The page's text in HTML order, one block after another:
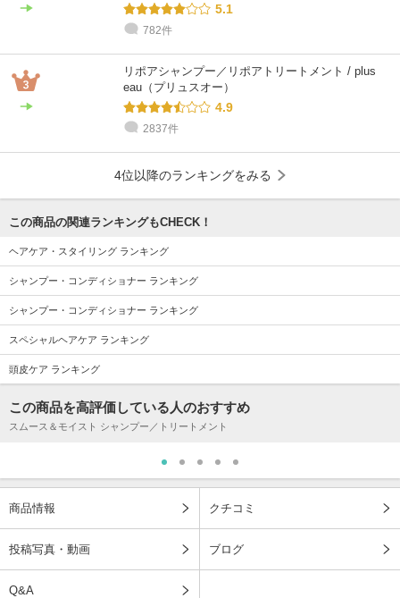
5.1
782件
リポアシャンプー／リポアトリートメント / plus
eau（プリュスオー）
4.9
2837件
4位以降のランキングをみる
この商品の関連ランキングもCHECK！
ヘアケア・スタイリング ランキング
シャンプー・コンディショナー ランキング
シャンプー・コンディショナー ランキング
スペシャルヘアケア ランキング
頭皮ケア ランキング
この商品を高評価している人のおすすめ
スムース＆モイスト シャンプー／トリートメント
商品情報 クチコミ
投稿写真・動画 ブログ
Q&A